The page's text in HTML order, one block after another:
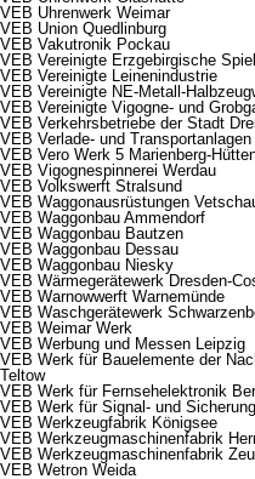
VEB Uhrenwerk Weimar
VEB Union Quedlinburg
VEB Vakutronik Pockau
VEB Vereinigte Erzgebirgische
VEB Vereinigte Leinenindustrie
VEB Vereinigte NE-Metall-
VEB Vereinigte Vigogne- und
VEB Verkehrsbetriebe der Stadt
VEB Verlade- und
VEB Vero Werk 5 Marienberg-
VEB Vigognespinnerei Werdau
VEB Volkswerft Stralsund
VEB Waggonausrüstungen
VEB Waggonbau Ammendorf
VEB Waggonbau Bautzen
VEB Waggonbau Dessau
VEB Waggonbau Niesky
VEB Wärmegerätewerk Dresden-
VEB Warnowwerft Warnemünde
VEB Waschgerätewerk
VEB Weimar Werk
VEB Werbung und Messen Leipzig
VEB Werk für Bauelemente der
Teltow
VEB Werk für Fernsehelektronik
VEB Werk für Signal- und
VEB Werkzeugfabrik Königsee
VEB Werkzeugmaschinenfabrik
VEB Werkzeugmaschinenfabrik
VEB Wetron Weida